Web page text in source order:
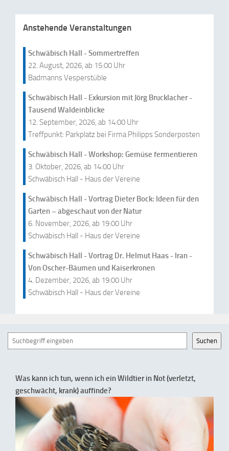
Anstehende Veranstaltungen
Schwäbisch Hall - Sommertreffen
22. August, 2026, ab 15:00 Uhr
Badmanns Vesperstüble
Schwäbisch Hall - Exkursion mit Jörg Brucklacher -
Tausend Waldeinblicke
12. September, 2026, ab 14:00 Uhr
Treffpunkt: Parkplatz bei Firma Philipps Sonderposten
Schwäbisch Hall - Workshop: Gemüse fermentieren
3. Oktober, 2026, ab 14:00 Uhr
Schwäbisch Hall - Haus der Vereine
Schwäbisch Hall - Vortrag Dieter Bock: Ideen für den
Garten – abgeschaut von der Natur
6. November, 2026, ab 19:00 Uhr
Schwäbisch Hall - Haus der Vereine
Schwäbisch Hall - Vortrag Dr. Helmut Haas - Iran -
Von Oscher-Bäumen und Kaiserkronen
4. Dezember, 2026, ab 19:00 Uhr
Schwäbisch Hall - Haus der Vereine
Suchen Suchen
Was kann ich tun, wenn ich ein Wildtier in Not (verletzt,
geschwächt, krank) auffinde?